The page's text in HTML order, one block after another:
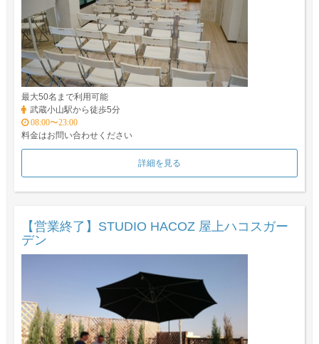
最大50名まで利用可能
武蔵小山駅から徒歩5分
08:00〜23:00
料金はお問い合わせください
詳細を見る
【営業終了】STUDIO HACOZ 屋上ハコスガー
デン